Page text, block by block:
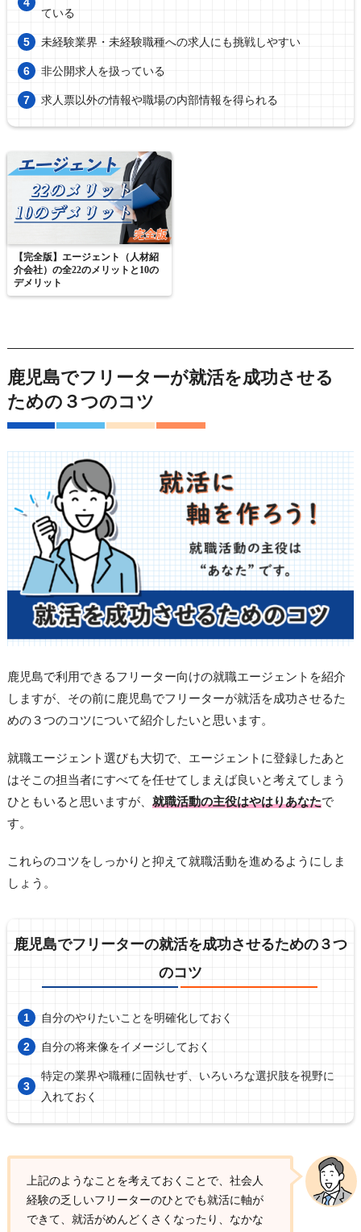
ている
未経験業界・未経験職種への求人にも挑戦しやすい
非公開求人を扱っている
求人票以外の情報や職場の内部情報を得られる
【完全版】エージェント（人材紹
介会社）の全22のメリットと10の
デメリット
鹿児島でフリーターが就活を成功させる
ための３つのコツ
鹿児島で利用できるフリーター向けの就職エージェントを紹介
しますが、その前に鹿児島でフリーターが就活を成功させるた
めの３つのコツについて紹介したいと思います。
就職エージェント選びも大切で、エージェントに登録したあと
はそこの担当者にすべてを任せてしまえば良いと考えてしまう
ひともいると思いますが、 就職活動の主役はやはりあなたで
す。
これらのコツをしっかりと抑えて就職活動を進めるようにしま
しょう。
鹿児島でフリーターの就活を成功させるための３つ
のコツ
自分のやりたいことを明確化しておく
自分の将来像をイメージしておく
特定の業界や職種に固執せず、いろいろな選択肢を視野に
入れておく
上記のようなことを考えておくことで、社会人
経験の乏しいフリーターのひとでも就活に軸が
できて、就活がめんどくさくなったり、なかな